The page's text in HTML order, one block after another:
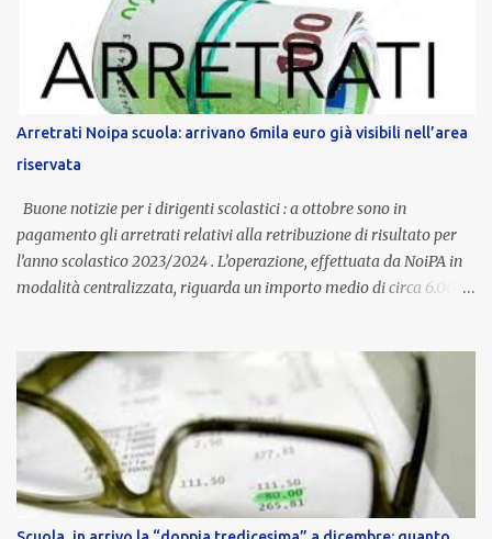
normativa nazionale e con l’obiettivo di offrire maggiore tutela e
supporto in situazioni delicate. L’indennità provinciale per i docenti
è un unicum in Italia: si tratta di una misura esclusiva della
Provincia autonoma di Bolzano, che integra in maniera stabile lo
stipendio nazionale grazie alle prerogative garantite
dall’autonomia locale. Non è un bonus temporaneo né un
compenso accessorio, ma una voce strutturale di retribuzione,
aggiornata periodicamente in base al cost...
Arretrati Noipa scuola: arrivano 6mila euro già visibili nell’area
riservata
Buone notizie per i dirigenti scolastici : a ottobre sono in
pagamento gli arretrati relativi alla retribuzione di risultato per
l’anno scolastico 2023/2024 . L’operazione, effettuata da NoiPA in
modalità centralizzata, riguarda un importo medio di circa 6.000
ordinaria di ottobre . Cos’è la retribuzione di risultato La
retribuzione di risultato rappresenta la parte variabile dello
stipendio dei dirigenti scolastici. Viene corrisposta per valorizzare
la qualità dell’attività svolta, la gestione delle risorse e il
raggiungimento degli obiettivi fissati dal Ministero dell’Istruzione
e del Merito (MIM) . Per l’anno scolastico 2023/2024, il MIM ha
completato la procedura di valutazione e trasmesso i dati a NoiPA,